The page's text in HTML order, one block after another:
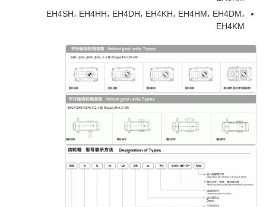
EH4SH، EH4HH، EH4DH، EH4KH، EH4HM، EH4DM،
EH4KM